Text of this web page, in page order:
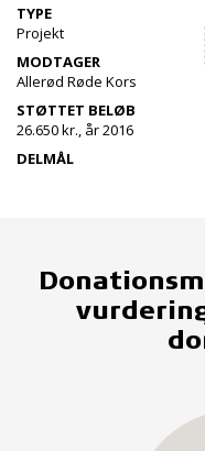
TYPE
Projekt
MODTAGER
Allerød Røde Kors
STØTTET BELØB
26.650 kr., år 2016
DELMÅL